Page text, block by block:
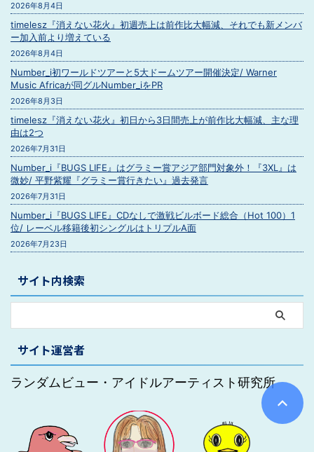
2026年8月4日
timelesz『消えない花火』初週売上は前作比大幅減、それでも新メンバ
ー加入前より増えている
2026年8月4日
Number_i初ワールドツアーと5大ドームツアー開催決定/ Warner
Music Africaが同グルNumber_iをPR
2026年8月3日
timelesz『消えない花火』初日から3日間売上が前作比大幅減、主な理
由は2つ
2026年7月31日
Number_i『BUGS LIFE』はグラミー賞アジア部門対象外！『3XL』は
微妙/ 平野紫耀『グラミー賞行きたい』過去発言
2026年7月31日
Number_i『BUGS LIFE』CDなしで激戦ビルボード総合（Hot 100）1
位/ レーベル移籍後初シングルはトリプルA面
2026年7月23日
サイト内検索
サイト運営者
ランダムビュー・アイドルアーティスト研究所